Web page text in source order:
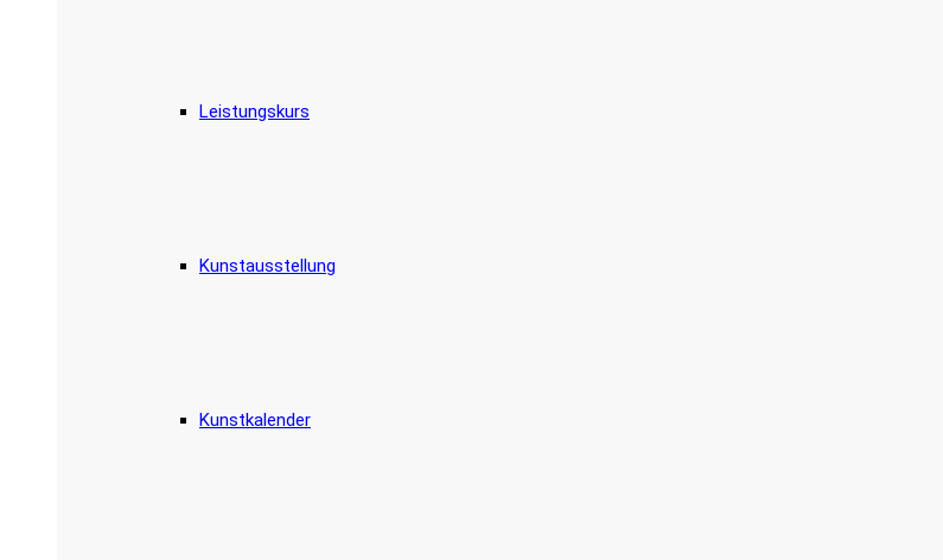
Leistungskurs
Kunstausstellung
Kunstkalender